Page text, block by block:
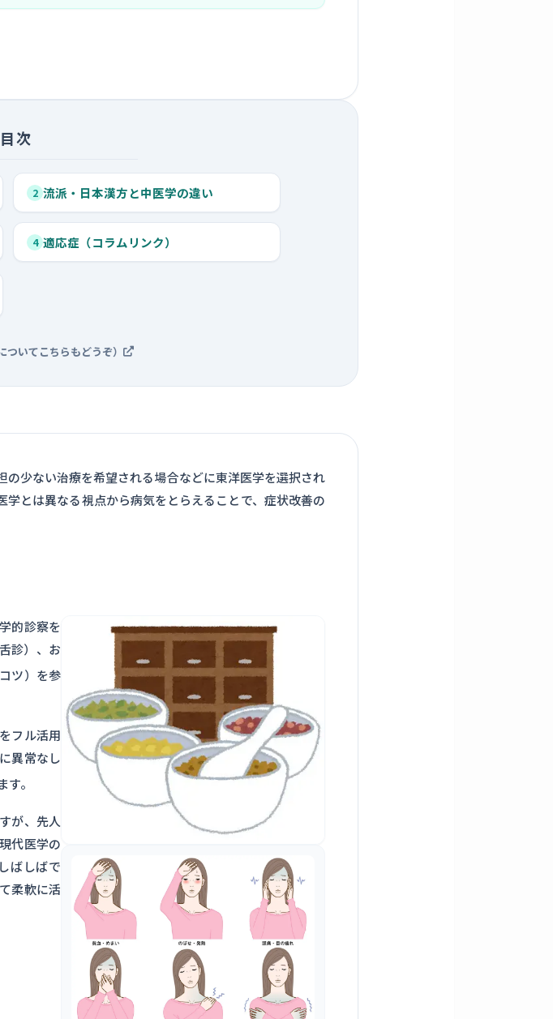
目次
2 流派・日本漢方と中医学の違い
4 適応症（コラムリンク）
いてこちらもどうぞ）
少ない治療を希望される場合などに東洋医学を選択され
とは異なる視点から病気をとらえることで、症状改善の
的診察を
診）、お
ツ）を参
フル活用
異常なし
。
が、先人
代医学の
ばしばで
柔軟に活